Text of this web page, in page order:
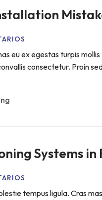
eu ex egestas turpis
consectetur. Proin
Systems
tempus ligula. Cras